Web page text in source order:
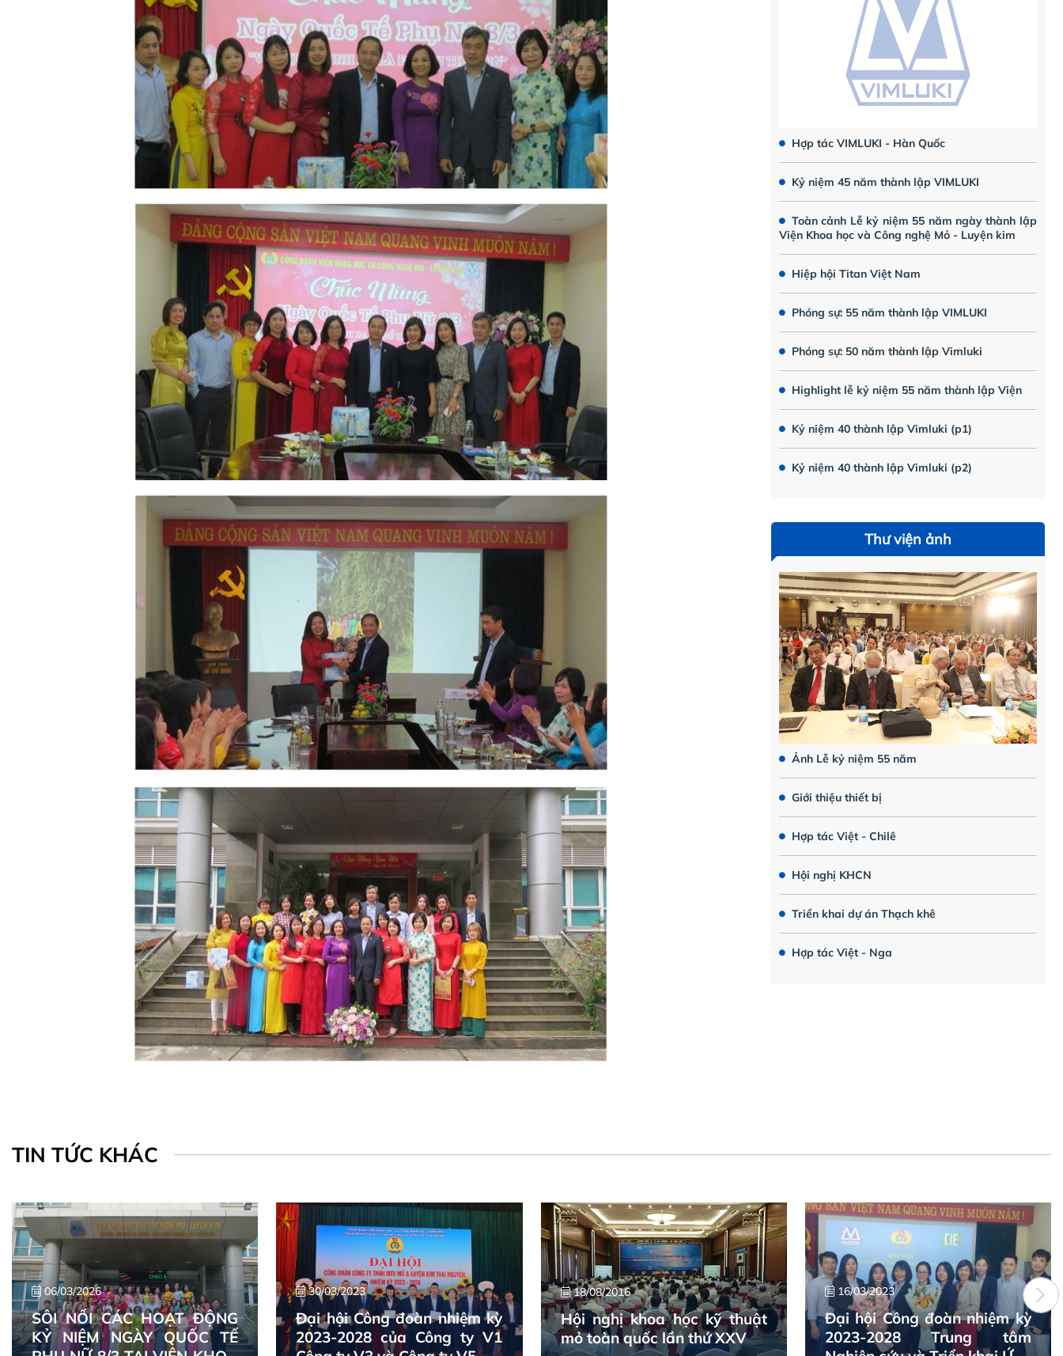
Hợp tác VIMLUKI - Hàn Quốc
Kỷ niệm 45 năm thành lập VIMLUKI
Toàn cảnh Lễ kỷ niệm 55 năm ngày thành lập
Viện Khoa học và Công nghệ Mỏ - Luyện kim
Hiệp hội Titan Việt Nam
Phóng sự: 55 năm thành lập VIMLUKI
Phóng sự: 50 năm thành lập Vimluki
Highlight lễ kỷ niệm 55 năm thành lập Viện
Kỷ niệm 40 thành lập Vimluki (p1)
Kỷ niệm 40 thành lập Vimluki (p2)
Thư viện ảnh
Ảnh Lễ kỷ niệm 55 năm
Giới thiệu thiết bị
Hợp tác Việt - Chilê
Hội nghị KHCN
Triển khai dự án Thạch khê
Hợp tác Việt - Nga
TIN TỨC KHÁC
06/03/2026
SÔI NỔI CÁC HOẠT ĐỘNG
KỶ NIỆM NGÀY QUỐC TẾ
30/03/2023
Đại hội Công đoàn nhiệm kỳ
2023-2028 của Công ty V1
18/08/2016
Hội nghị khoa học kỹ thuật
mỏ toàn quốc lần thứ XXV
16/03/2023
Đại hội Công đoàn nhiệm kỳ
2023-2028 Trung tâm